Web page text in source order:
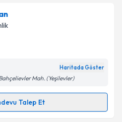
Gönder
takvimi talebi oluşturun.
almanız için bir takvim
ile bilgilendireceğiz.
işlenmesine ilişkin
kişisel verilerimin belirtilen
Haritada Göster
Mah. (Yeşilevler)
Talep Et
Talebi